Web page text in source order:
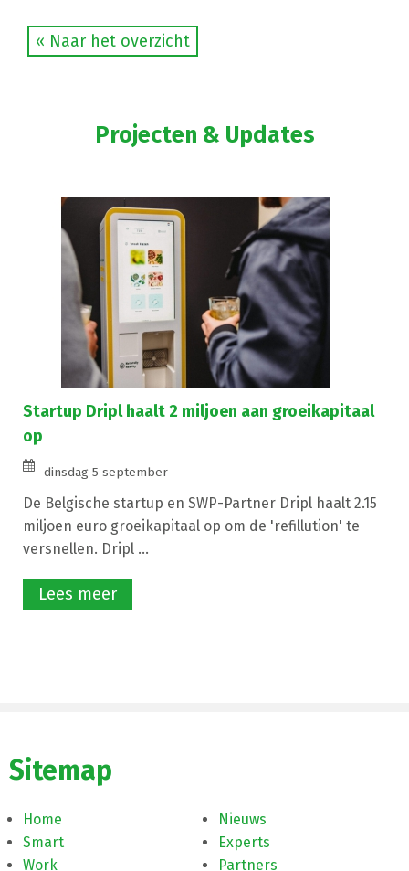
« Naar het overzicht
Projecten & Updates
Startup Dripl haalt 2 miljoen aan groeikapitaal
op
dinsdag 5 september
De Belgische startup en SWP-Partner Dripl haalt 2.15
miljoen euro groeikapitaal op om de 'refillution' te
versnellen. Dripl ...
Lees meer
Sitemap
Home
Smart
Work
Nieuws
Experts
Partners